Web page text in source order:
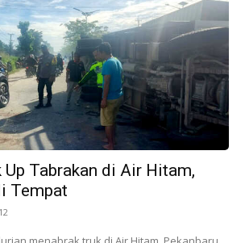
Tabrakan di Air Hitam,
Tempat